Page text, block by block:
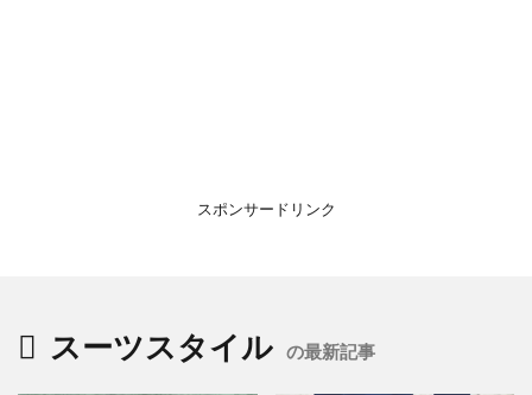
スポンサードリンク
スーツスタイル の最新記事